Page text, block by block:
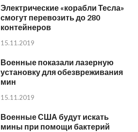
Электрические «корабли Тесла»
смогут перевозить до 280
контейнеров
15.11.2019
Военные показали лазерную
установку для обезвреживания
мин
15.11.2019
Военные США будут искать
мины при помощи бактерий